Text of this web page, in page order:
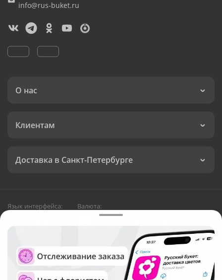
info@rus-buket.ru
О нас
Клиентам
Доставка в Санкт-Петербурге
Язык интерфейса: Валюта:
Служба круглосуточной доставки цветов в Санкт-
Петербурге
Русский Букет, 2026